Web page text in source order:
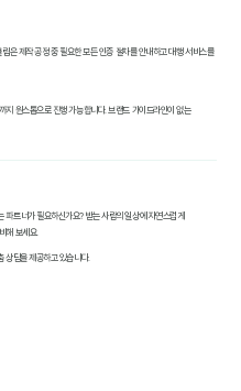
은 제작 공정 중 필요한 모든 인증 절차를 안내하고 대행 서비스를
지 원스톱으로 진행 가능합니다. 브랜드 가이드라인이 없는
파트너가 필요하신가요? 받는 사람의 일상에 자연스럽게
해 보세요.
상담을 제공하고 있습니다.